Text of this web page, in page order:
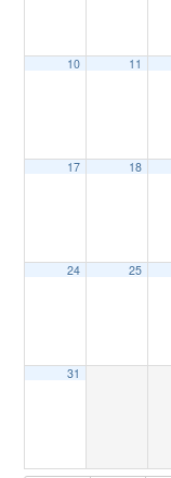
10 11
17 18
24 25
31